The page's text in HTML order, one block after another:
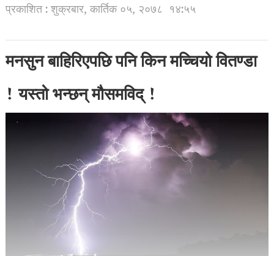
प्रकाशित : शुक्रबार, कार्तिक ०५, २०७८ १४:५५
मनसुन बाहिरिएपछि पनि किन मच्चियो वितण्डा
! यस्तो भन्छन् मौसमविद् !